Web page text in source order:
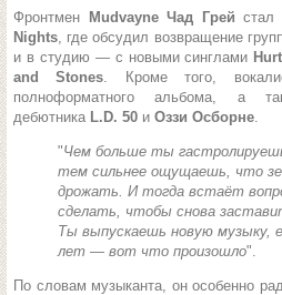
Фронтмен Mudvayne Чад Грейстал
Nights, где обсудил возвращение
и в студию — с новыми синглами
and Stones. Кроме того,
полноформатного альбома, а
дебютника L.D. 50 и Оззи Осборне.
"Чем больше ты
тем сильнее ощущаешь, что
дрожать. И тогда встаёт
сделать, чтобы снова
Ты выпускаешь новую музыку,
лет — вот что произошло".
По словам музыканта, он особенно